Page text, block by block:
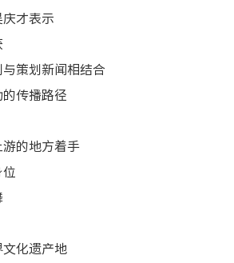
才表示
策划新闻相结合
的传播路径
的地方着手
位
化遗产地